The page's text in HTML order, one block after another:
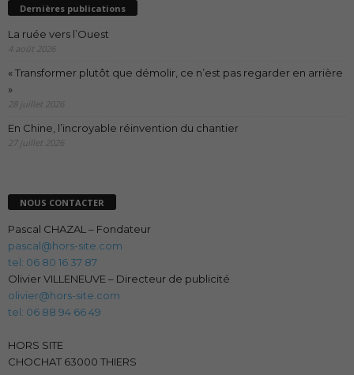
Dernières publications
La ruée vers l’Ouest
4 août 2026
« Transformer plutôt que démolir, ce n’est pas regarder en arrière
»
28 juillet 2026
En Chine, l’incroyable réinvention du chantier
27 juillet 2026
NOUS CONTACTER
Pascal CHAZAL – Fondateur
pascal@hors-site.com
tel: 06 80 16 37 87
Olivier VILLENEUVE – Directeur de publicité
olivier@hors-site.com
tel: 06 88 94 66 49
HORS SITE
CHOCHAT 63000 THIERS